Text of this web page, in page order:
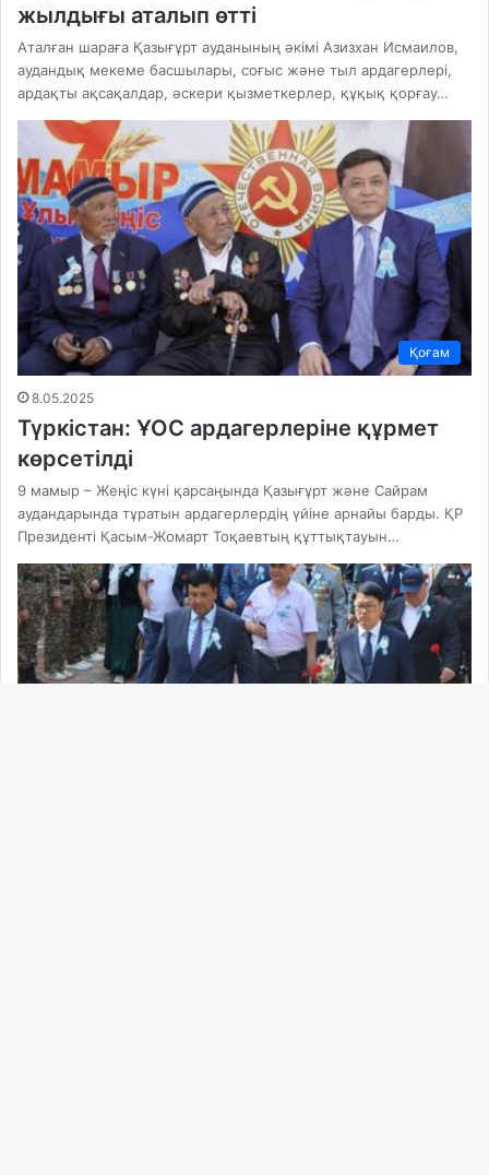
жылдығы аталып өтті
Аталған шараға Қазығұрт ауданының әкімі Азизхан Исмаилов,
аудандық мекеме басшылары, соғыс және тыл ардагерлері,
ардақты ақсақалдар, әскери қызметкерлер, құқық қорғау…
Қоғам
8.05.2025
Түркістан: ҰОС ардагерлеріне құрмет
көрсетілді
9 мамыр – Жеңіс күні қарсаңында Қазығұрт және Сайрам
аудандарында тұратын ардагерлердің үйіне арнайы барды. ҚР
Президенті Қасым-Жомарт Тоқаевтың құттықтауын…